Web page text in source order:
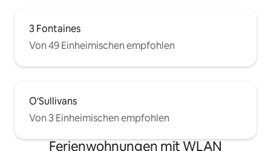
3 Fontaines
Von 49 Einheimischen empfohlen
O'Sullivans
Von 3 Einheimischen empfohlen
Ferienwohnungen mit WLAN